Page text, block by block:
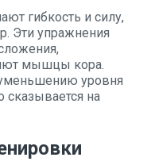
гибкость и силу,
Эти упражнения
мышцы кора.
уровня
сказывается на